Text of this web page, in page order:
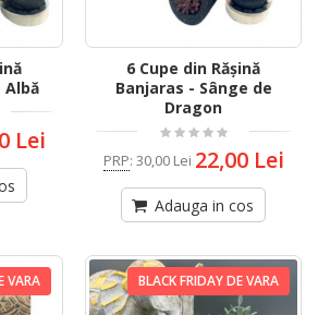
Albă
Lei
6 Cupe din Rășină
Banjaras - Sânge de
Dragon
PRP: 30,00 Lei 22,00 Lei
Adauga in cos
VARA BLACK FRIDAY DE VARA